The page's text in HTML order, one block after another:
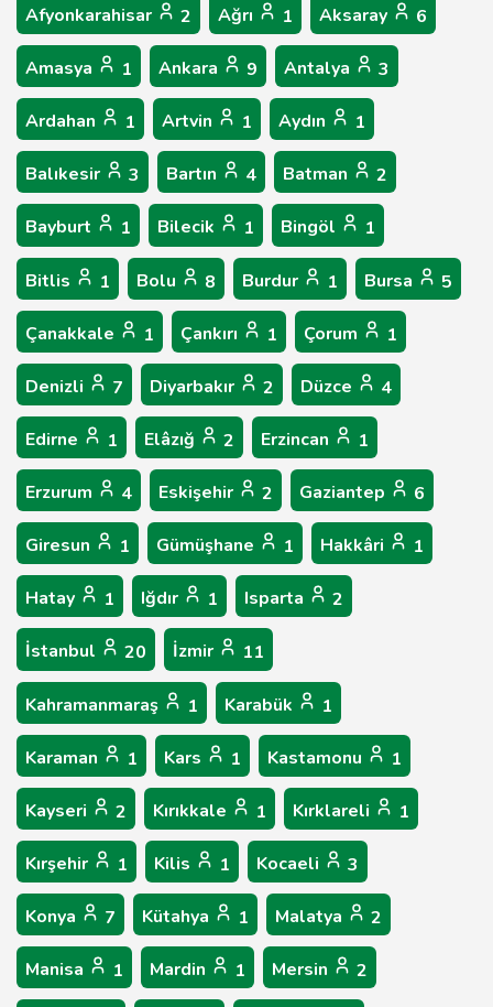
Afyonkarahisar 2 Ağrı 1 Aksaray 6
Amasya 1 Ankara 9 Antalya 3
Ardahan 1 Artvin 1 Aydın 1
Balıkesir 3 Bartın 4 Batman 2
Bayburt 1 Bilecik 1 Bingöl 1
Bitlis 1 Bolu 8 Burdur 1 Bursa 5
Çanakkale 1 Çankırı 1 Çorum 1
Denizli 7 Diyarbakır 2 Düzce 4
Edirne 1 Elâzığ 2 Erzincan 1
Erzurum 4 Eskişehir 2 Gaziantep 6
Giresun 1 Gümüşhane 1 Hakkâri 1
Hatay 1 Iğdır 1 Isparta 2
İstanbul 20 İzmir 11
Kahramanmaraş 1 Karabük 1
Karaman 1 Kars 1 Kastamonu 1
Kayseri 2 Kırıkkale 1 Kırklareli 1
Kırşehir 1 Kilis 1 Kocaeli 3
Konya 7 Kütahya 1 Malatya 2
Manisa 1 Mardin 1 Mersin 2